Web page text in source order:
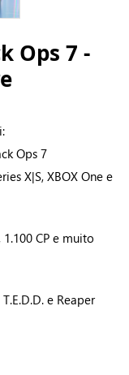
Ops 7 -
Ops 7
X|S, XBOX One e
CP e muito
e Reaper